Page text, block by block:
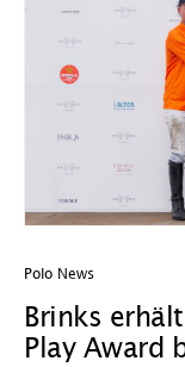
Polo News
Brinks
Play Award